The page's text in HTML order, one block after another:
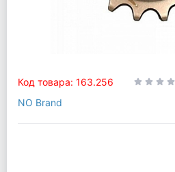
Код товара: 163.256
NO Brand